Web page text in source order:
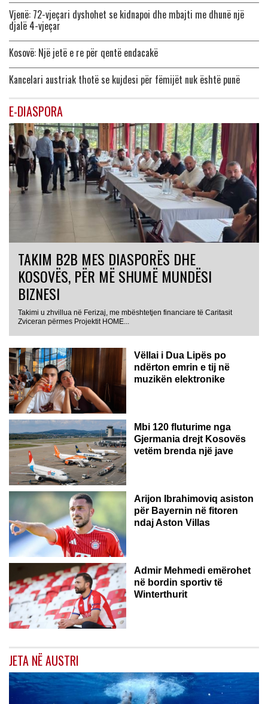
Vjenë: 72-vjeçari dyshohet se kidnapoi dhe mbajti me dhunë një
djalë 4-vjeçar
Kosovë: Një jetë e re për qentë endacakë
Kancelari austriak thotë se kujdesi për fëmijët nuk është punë
E-DIASPORA
TAKIM B2B MES DIASPORËS DHE
KOSOVËS, PËR MË SHUMË MUNDËSI
BIZNESI
Takimi u zhvillua në Ferizaj, me mbështetjen financiare të Caritasit
Zviceran përmes Projektit HOME...
Vëllai i Dua Lipës po
ndërton emrin e tij në
muzikën elektronike
GJERMANI
Mbi 120 fluturime nga
Gjermania drejt Kosovës
vetëm brenda një jave
Arijon Ibrahimoviq asiston
për Bayernin në fitoren
ndaj Aston Villas
ZVICËR
Admir Mehmedi emërohet
në bordin sportiv të
Winterthurit
JETA NË AUSTRI